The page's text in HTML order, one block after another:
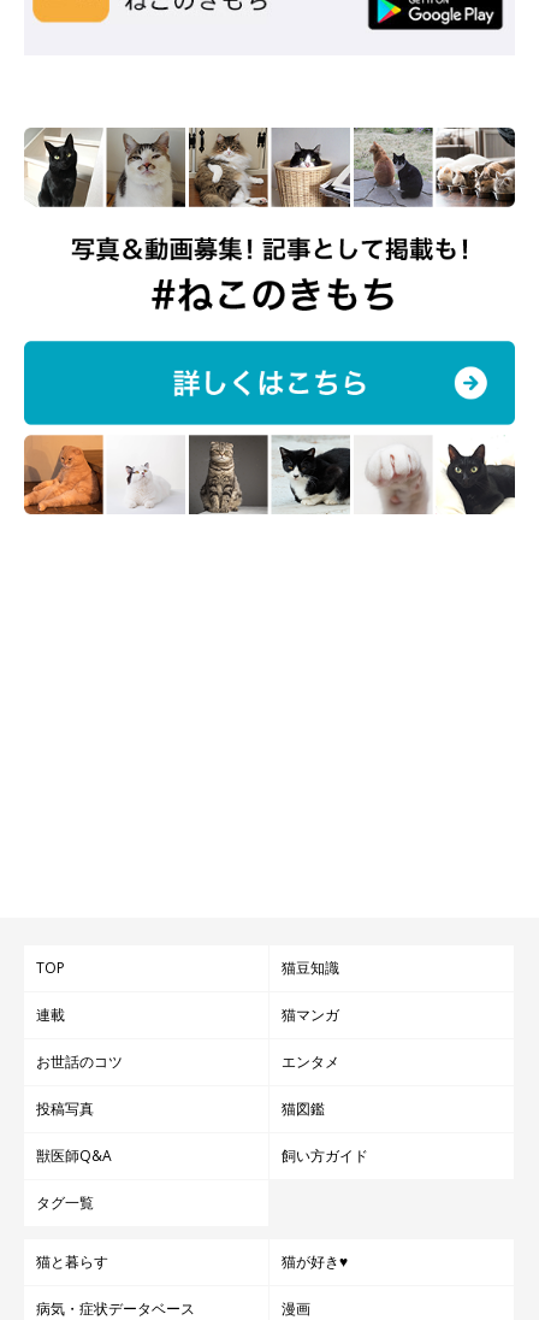
TOP 猫豆知識
連載 猫マンガ
お世話のコツ エンタメ
投稿写真 猫図鑑
獣医師Q&A 飼い方ガイド
タグ一覧
猫と暮らす 猫が好き♥
病気・症状データベース 漫画